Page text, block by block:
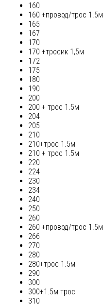
160
160 +провод/трос 1.5м
165
167
170
170 +тросик 1,5м
172
175
180
190
200
200 + трос 1.5м
204
205
210
210+трос 1.5м
210 + трос 1.5м
220
224
230
234
240
250
260
260 +провод/трос 1.5м
266
270
280
280+трос 1.5м
290
300
300+1.5м трос
310